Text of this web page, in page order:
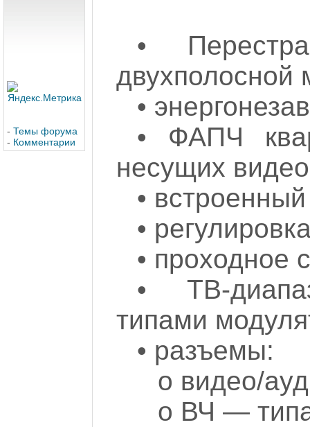
- Темы форума
- Комментарии
•
двухполосной
•
• ФАПЧ
несущих
•
•
• проходное
• ТВ-
типами
• разъемы:
o видео/
o ВЧ —